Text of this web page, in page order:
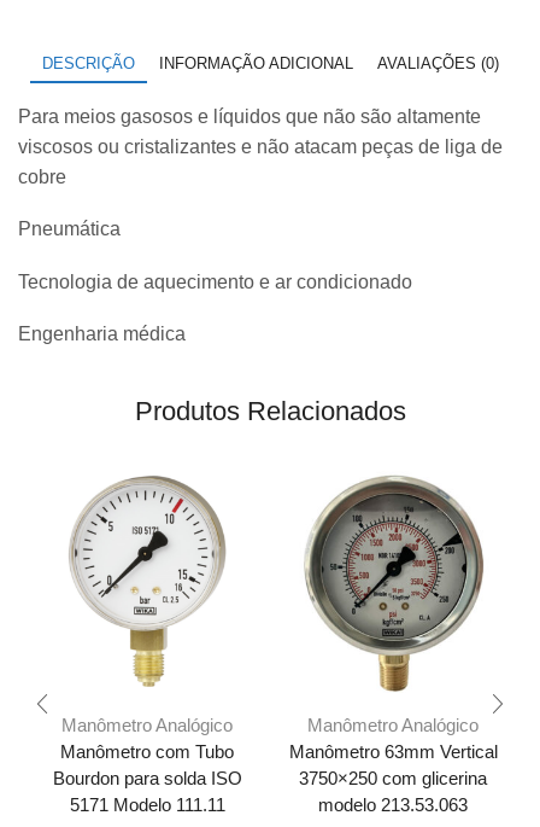
DESCRIÇÃO INFORMAÇÃO ADICIONAL AVALIAÇÕES (0)
Para meios gasosos e líquidos que não são altamente
viscosos ou cristalizantes e não atacam peças de liga de
cobre
Pneumática
Tecnologia de aquecimento e ar condicionado
Engenharia médica
Produtos Relacionados
Manômetro Analógico
Manômetro com Tubo
Bourdon para solda ISO
5171 Modelo 111.11
Manômetro Analógico
Manômetro 63mm Vertical
3750×250 com glicerina
modelo 213.53.063